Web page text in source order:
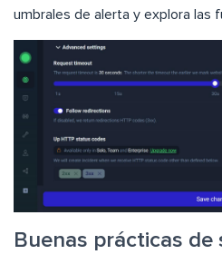
umbrales de alerta y explora las
Buenas prácticas de